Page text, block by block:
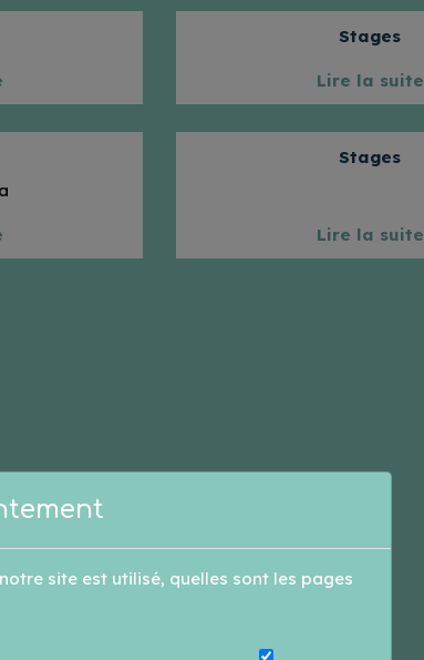
Stages
Lire la suite
Stages
Lire la suite
site est utilisé, quelles sont les pages